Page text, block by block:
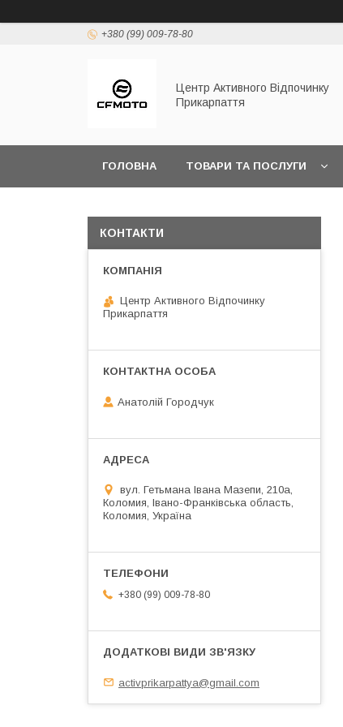
+380 (99) 009-78-80
Центр Активного Відпочинку
Прикарпаття
ГОЛОВНА ТОВАРИ ТА ПОСЛУГИ
КОНТАКТИ
Центр Активного Відпочинку
Прикарпаття
Анатолій Городчук
вул. Гетьмана Івана Мазепи, 210а,
Коломия, Івано-Франківська область,
Коломия, Україна
+380 (99) 009-78-80
activprikarpattya@gmail.com